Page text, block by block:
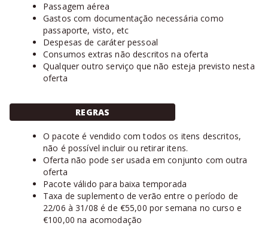
Passagem aérea
Gastos com documentação necessária como
passaporte, visto, etc
Despesas de caráter pessoal
Consumos extras não descritos na oferta
Qualquer outro serviço que não esteja previsto nesta
oferta
REGRAS
O pacote é vendido com todos os itens descritos,
não é possível incluir ou retirar itens.
Oferta não pode ser usada em conjunto com outra
oferta
Pacote válido para baixa temporada
Taxa de suplemento de verão entre o período de
22/06 à 31/08 é de €55,00 por semana no curso e
€100,00 na acomodação